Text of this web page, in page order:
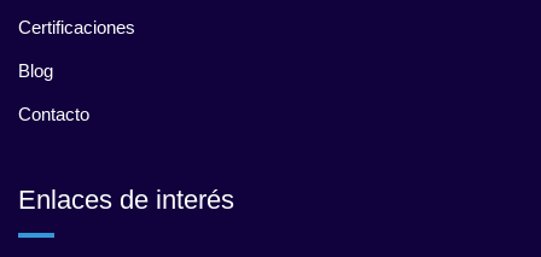
Certificaciones
Blog
Contacto
Enlaces de interés